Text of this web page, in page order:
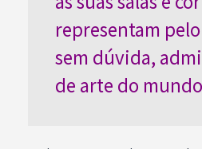
representam
sem dúvida,
de arte do